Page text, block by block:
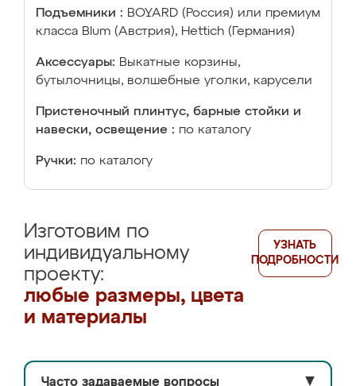
Подъемники : BOYARD (Россия) или премиум
класса Blum (Австрия), Hettich (Германия)
Аксессуары: Выкатные корзины,
бутылочницы, волшебные уголки, карусели
Пристеночный плинтус, барные стойки и
навески, освещение : по каталогу
Ручки: по каталогу
Изготовим по
индивидуальному
проекту:
любые размеры, цвета
и материалы
УЗНАТЬ
ПОДРОБНОСТИ
Часто задаваемые вопросы ▼